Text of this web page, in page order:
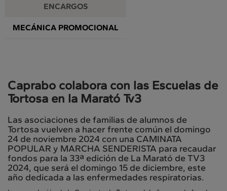
ENCARGOS
MECÁNICA PROMOCIONAL
Caprabo colabora con las Escuelas de
Tortosa en la Marató Tv3
Las asociaciones de familias de alumnos de
Tortosa vuelven a hacer frente común el domingo
24 de noviembre 2024 con una CAMINATA
POPULAR y MARCHA SENDERISTA para recaudar
fondos para la 33ª edición de La Marató de TV3
2024, que será el domingo 15 de diciembre, este
año dedicada a las enfermedades respiratorias.